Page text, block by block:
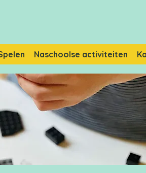
Naschoolse activiteiten